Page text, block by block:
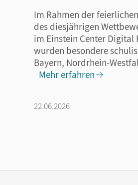
Im Rahmen der
des diesjährigen
im Einstein Center Digital
wurden besondere
Bayern, Nordrhein-
Mehr erfahren
22.06.2026